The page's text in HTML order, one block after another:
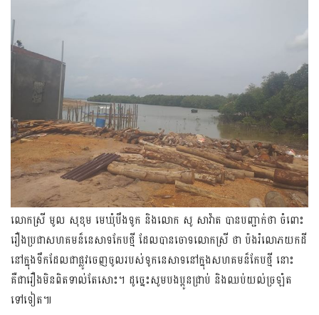
លោកស្រី មូល សុខុម មេឃុំបឹងទូក និងលោក សូ សាវ៉ាត បានបញ្ជាក់ថា ចំពោះ
រឿងប្រជាសហគមន៏នេសាទកែបថ្មី ដែលបានចោទលោកស្រី ថា ប៉ងរំលោភយកដី
នៅក្នុងទឹកដែលជាផ្លូវចេញចូលរបស់ទូកនេសាទនៅក្នុងសហគមន៏កែបថ្មី នោះ
គឺជារឿងមិនពិតទាល់តែសោះ។ ដូច្នេះសូមបងប្អូនជ្រាប់ និងឈប់យល់ច្រឡំត
ទៅទៀត៕